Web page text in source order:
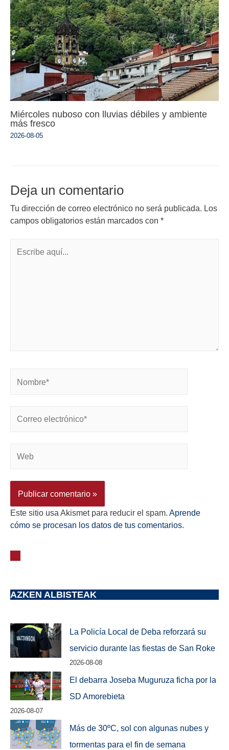
Miércoles nuboso con lluvias débiles y ambiente
más fresco
2026-08-05
Deja un comentario
Tu dirección de correo electrónico no será publicada. Los
campos obligatorios están marcados con *
Este sitio usa Akismet para reducir el spam. Aprende
cómo se procesan los datos de tus comentarios.
AZKEN ALBISTEAK
La Policía Local de Deba reforzará su
servicio durante las fiestas de San Roke
2026-08-08
El debarra Joseba Muguruza ficha por la
SD Amorebieta
2026-08-07
Más de 30ºC, sol con algunas nubes y
tormentas para el fin de semana